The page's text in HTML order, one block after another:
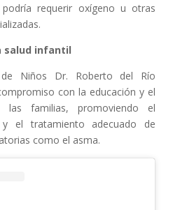
requerir oxígeno u otras
salud infantil
Niños Dr. Roberto del Río
con la educación y el
las familias, promoviendo el
y el tratamiento adecuado de
como el asma.